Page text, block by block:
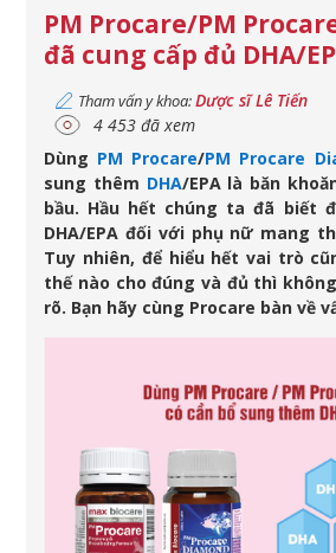
PM Procare/PM
đã cung cấp đủ DHA/
Tham vấn y khoa:Dược sĩ Lê Tiến
4 453 đã xem
Dùng PM Procare/PM Procare
sung thêm DHA/EPA là băn
bầu. Hầu hết chúng ta đã biết
DHA/EPA đối với phụ nữ mang
Tuy nhiên, để hiểu hết vai trò
thế nào cho đúng và đủ thì
rõ. Bạn hãy cùng Procare bàn về